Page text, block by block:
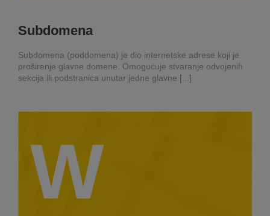
Subdomena
Subdomena (poddomena) je dio internetske adrese koji je
proširenje glavne domene. Omogućuje stvaranje odvojenih
sekcija ili podstranica unutar jedne glavne [...]
W